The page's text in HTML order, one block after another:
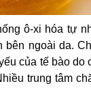
ô-xi hóa tự
ngoài da.
của tế bào do
trung tâm